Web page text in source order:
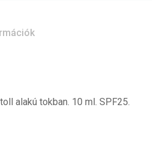
alakú tokban. 10 ml. SPF25.